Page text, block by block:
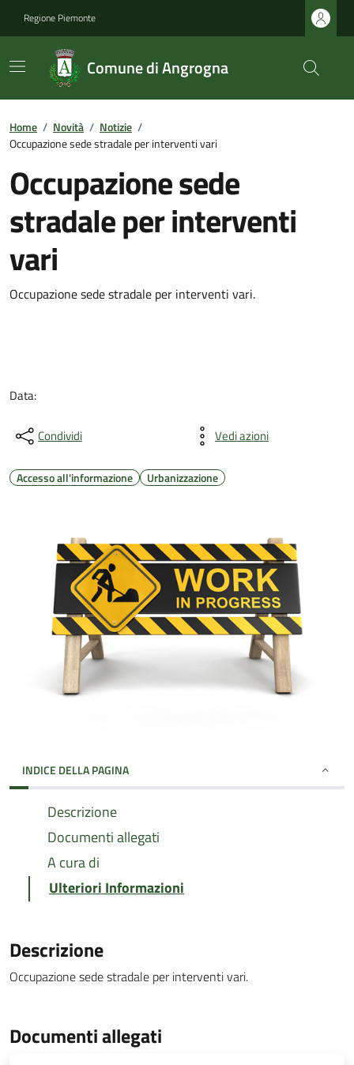
Regione Piemonte
Comune di Angrogna
Home / Novità / Notizie /
Occupazione sede stradale per interventi vari
Occupazione sede
stradale per interventi
vari
Occupazione sede stradale per interventi vari.
Data:
Condividi Vedi azioni
Accesso all'informazione Urbanizzazione
INDICE DELLA PAGINA
Descrizione
Documenti allegati
A cura di
Ulteriori Informazioni
Descrizione
Occupazione sede stradale per interventi vari.
Documenti allegati